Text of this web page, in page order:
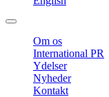
Om os
International PR
Ydelser
Nyheder
Kontakt